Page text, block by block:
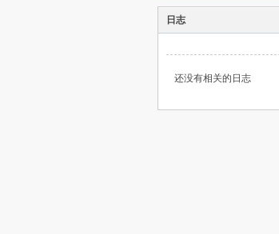
日志
还没有相关的日志